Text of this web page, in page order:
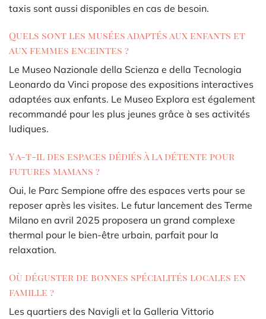
taxis sont aussi disponibles en cas de besoin.
Quels sont les musées adaptés aux enfants et
aux femmes enceintes ?
Le Museo Nazionale della Scienza e della Tecnologia
Leonardo da Vinci propose des expositions interactives
adaptées aux enfants. Le Museo Explora est également
recommandé pour les plus jeunes grâce à ses activités
ludiques.
Y a-t-il des espaces dédiés à la détente pour
futures mamans ?
Oui, le Parc Sempione offre des espaces verts pour se
reposer après les visites. Le futur lancement des Terme
Milano en avril 2025 proposera un grand complexe
thermal pour le bien-être urbain, parfait pour la
relaxation.
Où déguster de bonnes spécialités locales en
famille ?
Les quartiers des Navigli et la Galleria Vittorio